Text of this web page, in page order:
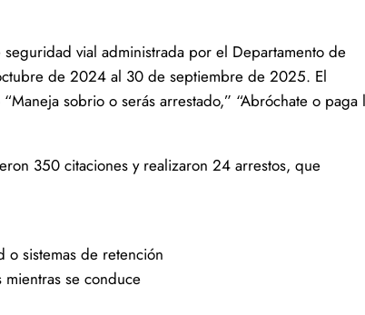
vial administrada por el Departamento de
de 2024 al 30 de septiembre de 2025. El
sobrio o serás arrestado,” “Abróchate o paga
350 citaciones y realizaron 24 arrestos, que
sistemas de retención
se conduce